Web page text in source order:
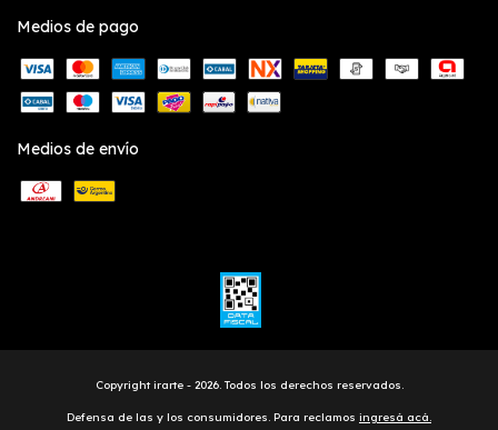
Medios de pago
Medios de envío
Copyright irarte - 2026. Todos los derechos reservados.
Defensa de las y los consumidores. Para reclamos ingresá acá.